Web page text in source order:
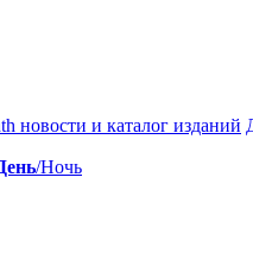
новости и каталог изданий
/Ночь